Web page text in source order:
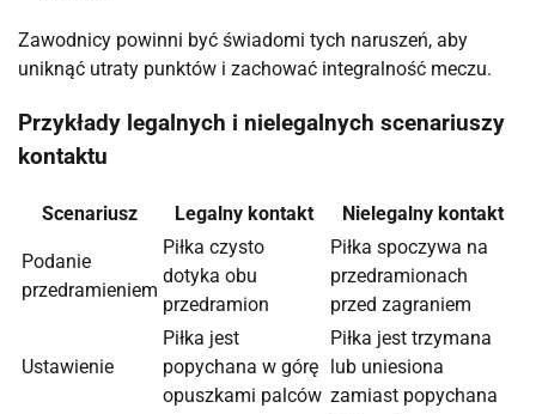
Zawodnicy powinni być świadomi tych naruszeń, aby
uniknąć utraty punktów i zachować integralność meczu.
Przykłady legalnych i nielegalnych scenariuszy
kontaktu
Scenariusz Legalny kontakt Nielegalny kontakt
Podanie
przedramieniem
Piłka czysto
dotyka obu
przedramion
Piłka spoczywa na
przedramionach
przed zagraniem
Ustawienie
Piłka jest
popychana w górę
opuszkami palców
Piłka jest trzymana
lub uniesiona
zamiast popychana